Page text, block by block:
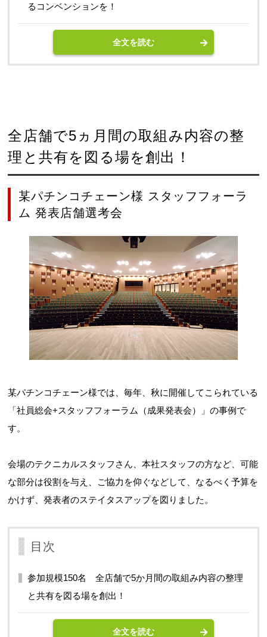
るコンベンションを！
全文を読む
全店舗で5ヵ月間の取組み内容の整
理と共有を図る場を創出！
某パチンコチェーン様 スタッフフォーラ
ム 発表店舗選考会
某パチンコチェーン様では、毎年、秋に開催してこられている
「社員総会+スタッフフォーラム（成果発表会）」の事例で
す。
会場のテクニカルスタッフさん、本社スタッフの方など、可能
な部分は役割を与え、ご協力を仰ぐなどして、なるべく予算を
かけず、発表者のステイタスアップを図りました。
目次
参加規模150名 全店舗で5か月間の取組み内容の整理
と共有を図る場を創出！
全文を読む